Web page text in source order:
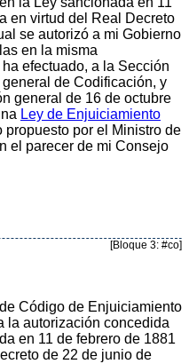
en virtud del Real Decreto
se autorizó a mi Gobierno
en la misma
efectuado, a la Sección
de Codificación, y
general de 16 de octubre
Ley de Enjuiciamiento
propuesto por el Ministro de
el parecer de mi Consejo
[Bloque 3: #co]
Código de Enjuiciamiento
la autorización concedida
en 11 de febrero de 1881
de 22 de junio de